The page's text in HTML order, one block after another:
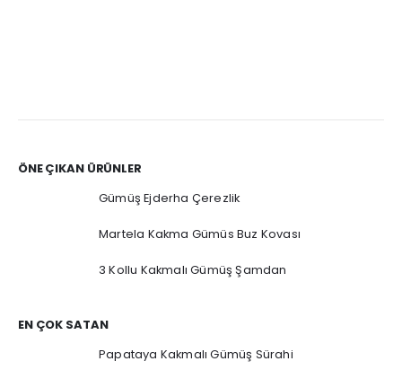
ÖNE ÇIKAN ÜRÜNLER
Gümüş Ejderha Çerezlik
Martela Kakma Gümüs Buz Kovası
3 Kollu Kakmalı Gümüş Şamdan
EN ÇOK SATAN
Papataya Kakmalı Gümüş Sürahi